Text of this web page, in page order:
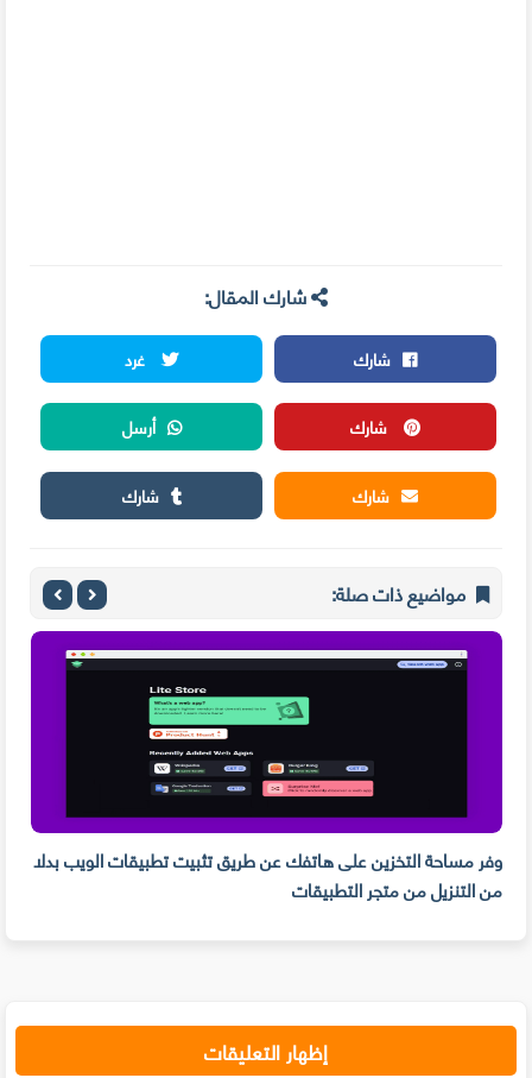
شارك المقال:
شارك
غرد
شارك
أرسل
شارك
شارك
مواضيع ذات صلة:
وفر مساحة التخزين على هاتفك عن طريق تثبيت تطبيقات الويب بدلا
من التنزيل من متجر التطبيقات
إظهار التعليقات